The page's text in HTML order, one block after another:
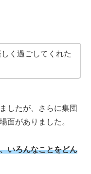
く過ごしてくれた
したが、さらに集団
面がありました。
いろんなことをどん